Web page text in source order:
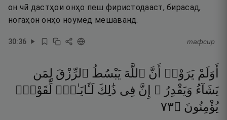
он чӣ дастҳои онҳо пеш фиристодааст, бирасад,
ногаҳон онҳо ноумед мешаванд.
30:36 тафсир
أَوَلَمْ يَرَوْا۟ أَنَّ ٱللَّهَ يَبْسُطُ ٱلرِّزْقَ لِمَن
يَشَآءُ وَيَقْدِرُ ۚ إِنَّ فِى ذَٰلِكَ لَـَٔايَـٰتٍۢ لِّقَوْمٍۢ
يُؤْمِنُونَ ۝٣٧